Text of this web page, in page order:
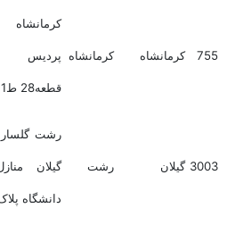
کرمانشاه کرمانشاه
کرمانشاه شهرک
گیلان رشت
رشت گلسار اول بلوار
گیلان منازل اساتید
دانشگاه پلاک126